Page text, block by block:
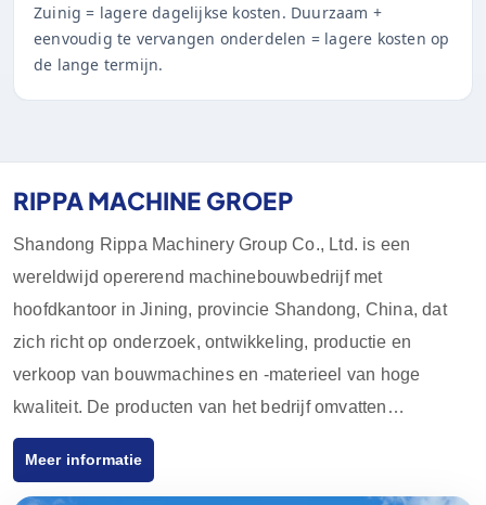
Zuinig = lagere dagelijkse kosten. Duurzaam +
eenvoudig te vervangen onderdelen = lagere kosten op
de lange termijn.
RIPPA MACHINE GROEP
Shandong Rippa Machinery Group Co., Ltd. is een
wereldwijd opererend machinebouwbedrijf met
hoofdkantoor in Jining, provincie Shandong, China, dat
zich richt op onderzoek, ontwikkeling, productie en
verkoop van bouwmachines en -materieel van hoge
kwaliteit. De producten van het bedrijf omvatten
graafmachines, laders, vorkheftrucks, schrankladers en
Meer informatie